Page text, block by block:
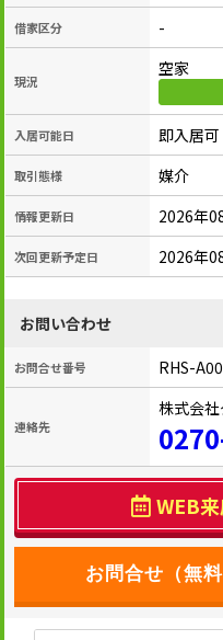
借家区分 -
現況
空家
入居可能日 即入居可
取引態様 媒介
情報更新日 2026年
次回更新予定日 2026年
お問い合わせ
お問合せ番号 RHS-
連絡先
株式会
WEB